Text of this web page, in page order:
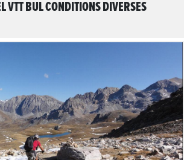
VTT BUL CONDITIONS DIVERSES
LIRE L'ARTICLE